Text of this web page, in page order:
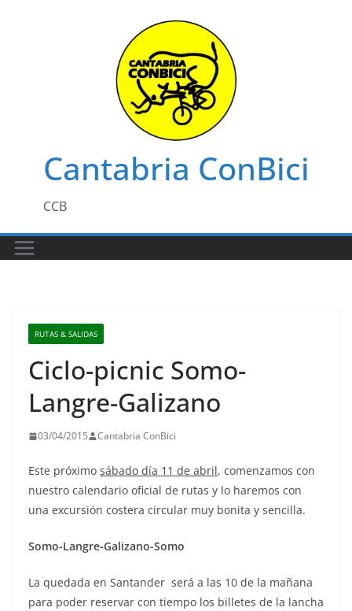
Cantabria ConBici
CCB
RUTAS & SALIDAS
Ciclo-picnic Somo-
Langre-Galizano
03/04/2015 Cantabria ConBici
Este próximo sábado día 11 de abril, comenzamos con
nuestro calendario oficial de rutas y lo haremos con
una excursión costera circular muy bonita y sencilla.
Somo-Langre-Galizano-Somo
La quedada en Santander será a las 10 de la mañana
para poder reservar con tiempo los billetes de la lancha